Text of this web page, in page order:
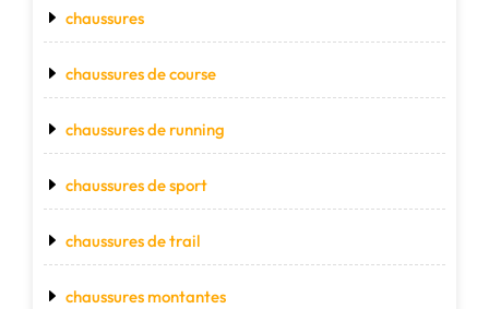
chaussures
chaussures de course
chaussures de running
chaussures de sport
chaussures de trail
chaussures montantes